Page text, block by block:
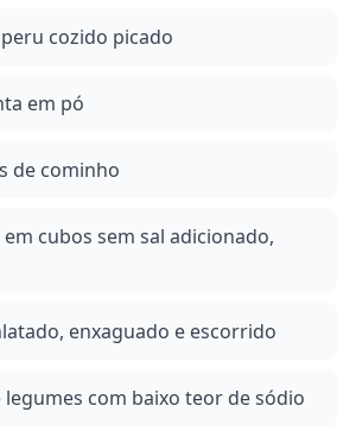
cozido picado
em pó
de cominho
cubos sem sal adicionado,
enxaguado e escorrido
legumes com baixo teor de sódio